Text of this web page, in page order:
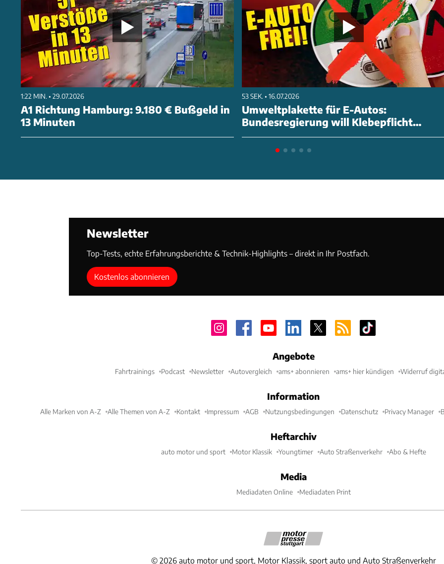
1:22 MIN. • 29.07.2026
A1 Richtung Hamburg: 9.180 € Bußgeld in
13 Minuten
53 SEK. • 16.07.2026
Umweltplakette für E-Autos:
Bundesregierung will Klebepflicht
abschaffen
Newsletter
Top-Tests, echte Erfahrungsberichte & Technik-Highlights – direkt in Ihr Postfach.
Kostenlos abonnieren
Angebote
Fahrtrainings Podcast Newsletter Autovergleich ams+ abonnieren ams+ hier kündigen Widerruf
Information
Alle Marken von A-Z Alle Themen von A-Z Kontakt Impressum AGB Nutzungsbedingungen Datenschutz Privacy Manager
Heftarchiv
auto motor und sport Motor Klassik Youngtimer Auto Straßenverkehr Abo & Hefte
Media
Mediadaten Online Mediadaten Print
© 2026 auto motor und sport, Motor Klassik, sport auto und Auto Straßenverkehr